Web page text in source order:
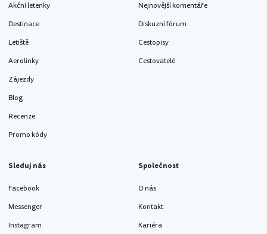
Akční letenky
Destinace
Letiště
Aerolinky
Zájezdy
Blog
Recenze
Promo kódy
Nejnovější komentáře
Diskuzní fórum
Cestopisy
Cestovatelé
Sleduj nás
Facebook
Messenger
Instagram
Společnost
O nás
Kontakt
Kariéra